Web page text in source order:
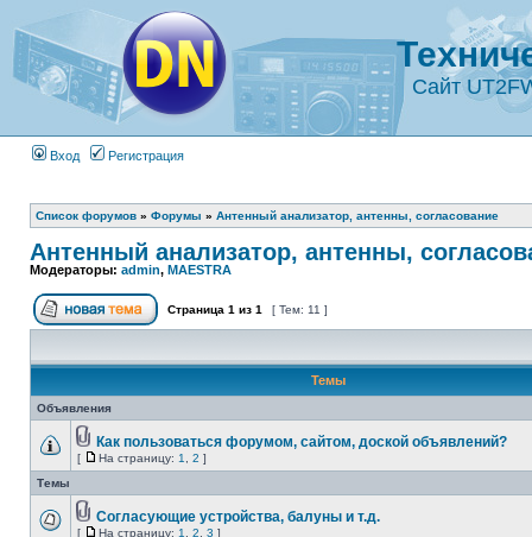
Сайт
Вход Регистрация
Список форумов » Форумы » Антенный анализатор, антенны, согласование
Антенный анализатор, антенны,
Модераторы: admin, MAESTRA
Страница 1 из 1 [ Тем: 11 ]
Темы
Объявления
Как пользоваться форумом, сайтом, доской объявлений?
[ На страницу: 1 2 ]
Темы
Согласующие устройства, балуны и т.д.
[ На страницу: 1 2 3 ]